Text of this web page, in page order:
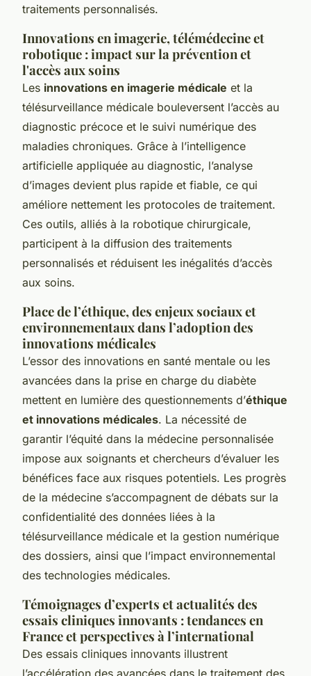
traitements personnalisés.
Innovations en imagerie, télémédecine et
robotique : impact sur la prévention et
l'accès aux soins
Les innovations en imagerie médicale et la
télésurveillance médicale bouleversent l’accès au
diagnostic précoce et le suivi numérique des
maladies chroniques. Grâce à l’intelligence
artificielle appliquée au diagnostic, l’analyse
d’images devient plus rapide et fiable, ce qui
améliore nettement les protocoles de traitement.
Ces outils, alliés à la robotique chirurgicale,
participent à la diffusion des traitements
personnalisés et réduisent les inégalités d’accès
aux soins.
Place de l’éthique, des enjeux sociaux et
environnementaux dans l’adoption des
innovations médicales
L’essor des innovations en santé mentale ou les
avancées dans la prise en charge du diabète
mettent en lumière des questionnements d’éthique
et innovations médicales. La nécessité de
garantir l’équité dans la médecine personnalisée
impose aux soignants et chercheurs d’évaluer les
bénéfices face aux risques potentiels. Les progrès
de la médecine s’accompagnent de débats sur la
confidentialité des données liées à la
télésurveillance médicale et la gestion numérique
des dossiers, ainsi que l’impact environnemental
des technologies médicales.
Témoignages d’experts et actualités des
essais cliniques innovants : tendances en
France et perspectives à l’international
Des essais cliniques innovants illustrent
l’accélération des avancées dans le traitement des